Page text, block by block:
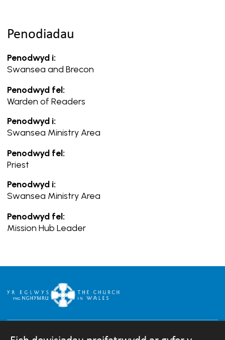
Penodiadau
Penodwyd i:
Swansea and Brecon
Penodwyd fel:
Warden of Readers
Penodwyd i:
Swansea Ministry Area
Penodwyd fel:
Priest
Penodwyd i:
Swansea Ministry Area
Penodwyd fel:
Mission Hub Leader